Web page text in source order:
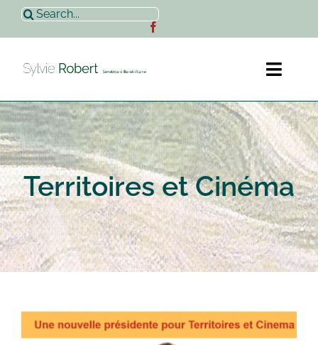
Passer
contenu
Rechercher:
Accueil
Sylvie Robert
Actualités
Contact
Territoires et Cinéma